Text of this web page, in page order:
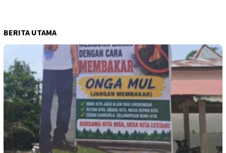
BERITA UTAMA